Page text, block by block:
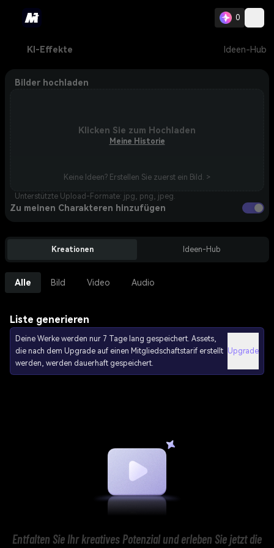
0
KI-Effekte Ideen-Hub
Bilder hochladen
Klicken Sie zum Hochladen
Meine Historie
Keine Ideen? Erstellen Sie zuerst ein Bild. >
Unterstützte Upload-Formate: jpg, png, jpeg.
Zu meinen Charakteren hinzufügen
Kreationen Ideen-Hub
Alle Bild Video Audio
Liste generieren
Deine Werke werden nur 7 Tage lang gespeichert. Assets,
die nach dem Upgrade auf einen Mitgliedschaftstarif erstellt
werden, werden dauerhaft gespeichert.
Upgrade
Entfalten Sie Ihr kreatives Potenzial und erleben Sie jetzt die